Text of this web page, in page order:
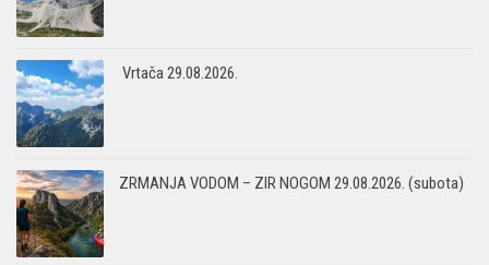
Vrtača 29.08.2026.
ZRMANJA VODOM – ZIR NOGOM 29.08.2026. (subota)